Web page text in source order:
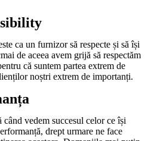
ca un furnizor să respecte și să își
de aceea avem grijă să respectăm
că suntem partea extrem de
noștri extrem de importanți.
vedem succesul celor ce își
drept urmare ne face